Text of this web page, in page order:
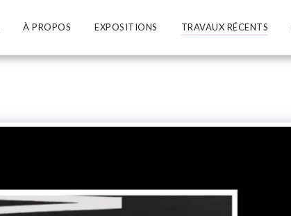
À PROPOS EXPOSITIONS TRAVAUX RÉCENTS